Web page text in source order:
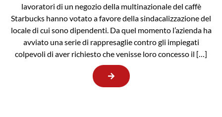
lavoratori di un negozio della multinazionale del caffè
Starbucks hanno votato a favore della sindacalizzazione del
locale di cui sono dipendenti. Da quel momento l’azienda ha
avviato una serie di rappresaglie contro gli impiegati
colpevoli di aver richiesto che venisse loro concesso il […]